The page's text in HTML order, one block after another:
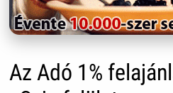
Az Adó 1%